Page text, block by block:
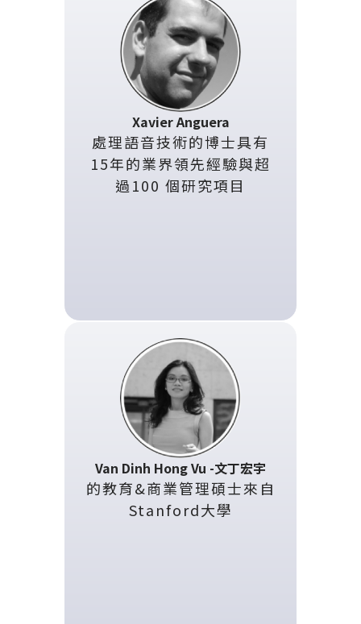
Xavier Anguera
處理語音技術的博士具有
15年的業界領先經驗與超
過100 個研究項目
Van Dinh Hong Vu -文丁宏宇
的教育&商業管理碩士來自
Stanford大學